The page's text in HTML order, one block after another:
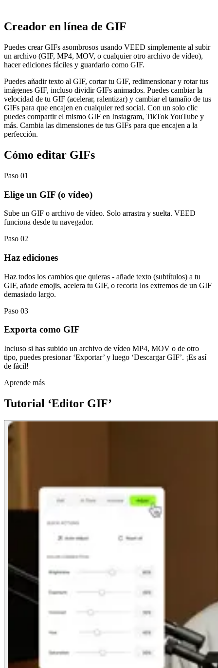
Creador en línea de GIF
Puedes crear GIFs asombrosos usando VEED simplemente al subir
un archivo (GIF, MP4, MOV, o cualquier otro archivo de vídeo),
hacer ediciones fáciles y guardarlo como GIF.
Puedes añadir texto al GIF, cortar tu GIF, redimensionar y rotar tus
imágenes GIF, incluso dividir GIFs animados. Puedes cambiar la
velocidad de tu GIF (acelerar, ralentizar) y cambiar el tamaño de tus
GIFs para que encajen en cualquier red social. Con un solo clic
puedes compartir el mismo GIF en Instagram, TikTok YouTube y
más. Cambia las dimensiones de tus GIFs para que encajen a la
perfección.
Cómo editar GIFs
Paso 01
Elige un GIF (o vídeo)
Sube un GIF o archivo de vídeo. Solo arrastra y suelta. VEED
funciona desde tu navegador.
Paso 02
Haz ediciones
Haz todos los cambios que quieras - añade texto (subtítulos) a tu
GIF, añade emojis, acelera tu GIF, o recorta los extremos de un GIF
demasiado largo.
Paso 03
Exporta como GIF
Incluso si has subido un archivo de vídeo MP4, MOV o de otro
tipo, puedes presionar ‘Exportar’ y luego ‘Descargar GIF’. ¡Es así
de fácil!
Aprende más
Tutorial ‘Editor GIF’